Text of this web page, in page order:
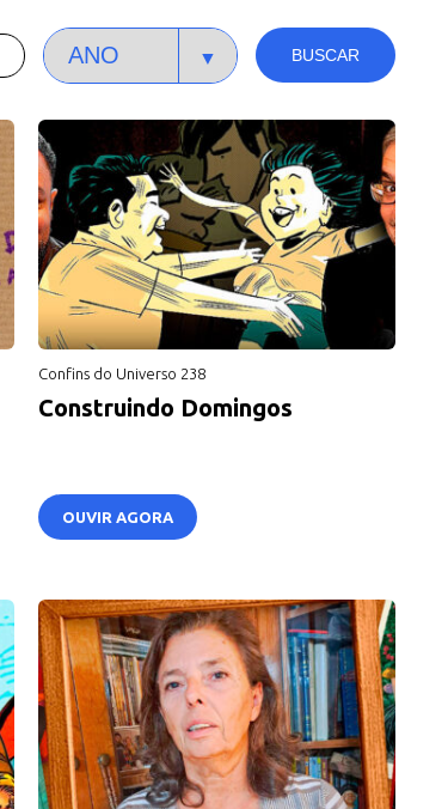
BUSCAR
Confins do Universo 238
Construindo Domingos
OUVIR AGORA